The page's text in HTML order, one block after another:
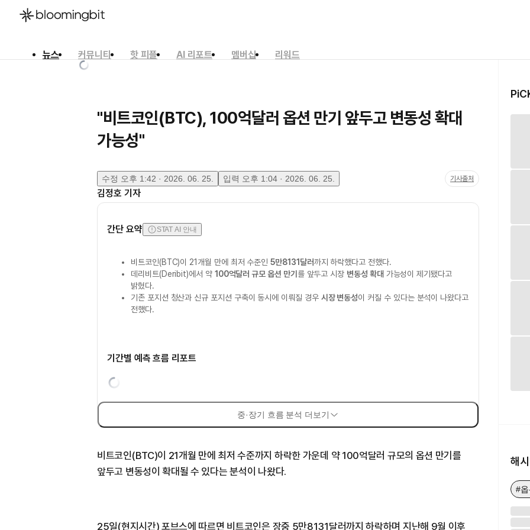
뉴스 커뮤니티 핫 피플 AI 리포트 멤버십
리워드
"비트코인(BTC), 100억달러 옵션 만기 앞두고 변동성 확대
가능성"
수정 오후 1:42 · 2026. 06. 25. 입력 오후 1:04 · 2026. 06. 25. 기사출처
김정호 기자
간단 요약 STAT AI 안내
비트코인(BTC)이 21개월 만에 최저 수준인5만8131달러까지 하락했다고 전했다.
데리비트(Deribit)에서 약 100억달러 규모 옵션 만기 를 앞두고 시장 변동성 확대 가능성이 제기됐다고
밝혔다.
기존 포지션 청산과 신규 포지션 구축이 동시에 이뤄질 경우 시장 변동성이 커질 수 있다는 분석이 나왔다고
전했다.
기간별 예측 흐름 리포트
중·장기 흐름 분석 더보기
비트코인(BTC)이 21개월 만에 최저 수준까지 하락한 가운데 약 100억달러 규모의 옵션 만기를
앞두고 변동성이 확대될 수 있다는 분석이 나왔다.
25일(현지시간) 포브스에 따르면 비트코인은 장중 5만8131달러까지 하락하며 지난해 9월 이후
해
#옵